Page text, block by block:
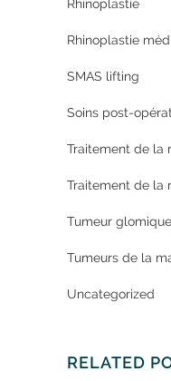
Rhinoplastie
Rhinoplastie
SMAS lifting
Soins post-
Traitement de la
Traitement de la
Tumeur glomique
Tumeurs de la
Uncategorized
RELATED